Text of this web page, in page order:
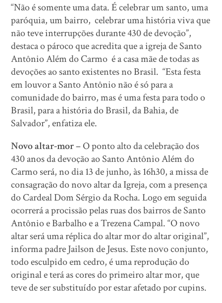
“Não é somente uma data. É celebrar um santo, uma
paróquia, um bairro, celebrar uma história viva que
não teve interrupções durante 430 de devoção”,
destaca o pároco que acredita que a igreja de Santo
Antônio Além do Carmo é a casa mãe de todas as
devoções ao santo existentes no Brasil. “Esta festa
em louvor a Santo Antônio não é só para a
comunidade do bairro, mas é uma festa para todo o
Brasil, para a história do Brasil, da Bahia, de
Salvador”, enfatiza ele.
Novo altar-mor –O ponto alto da celebração dos
430 anos da devoção ao Santo Antônio Além do
Carmo será, no dia 13 de junho, às 16h30, a missa de
consagração do novo altar da Igreja, com a presença
do Cardeal Dom Sérgio da Rocha. Logo em seguida
ocorrerá a procissão pelas ruas dos bairros de Santo
Antônio e Barbalho e a Trezena Campal. “O novo
altar será uma réplica do altar mor do altar original”,
informa padre Jailson de Jesus. Este novo conjunto,
todo esculpido em cedro, é uma reprodução do
original e terá as cores do primeiro altar mor, que
teve de ser substituído por estar afetado por cupins.